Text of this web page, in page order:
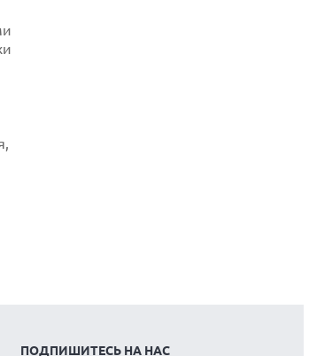
ПОДПИШИТЕСЬ НА НАС